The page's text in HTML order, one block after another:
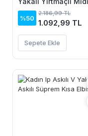
Boy Viskon Elbise
%50
2.186,99 TL
1.092,99 TL
Sepete Ekle